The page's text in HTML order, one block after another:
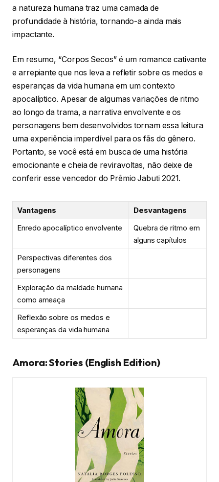
a natureza humana traz uma camada de
profundidade à história, tornando-a ainda mais
impactante.
Em resumo, “Corpos Secos” é um romance cativante
e arrepiante que nos leva a refletir sobre os medos e
esperanças da vida humana em um contexto
apocalíptico. Apesar de algumas variações de ritmo
ao longo da trama, a narrativa envolvente e os
personagens bem desenvolvidos tornam essa leitura
uma experiência imperdível para os fãs do gênero.
Portanto, se você está em busca de uma história
emocionante e cheia de reviravoltas, não deixe de
conferir esse vencedor do Prêmio Jabuti 2021.
Vantagens
Desvantagens
Enredo apocalíptico envolvente
Quebra de ritmo em
alguns capítulos
Perspectivas diferentes dos
personagens
Exploração da maldade humana
como ameaça
Reflexão sobre os medos e
esperanças da vida humana
Amora: Stories (English Edition)